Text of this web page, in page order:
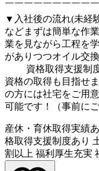
￣￣￣￣￣￣￣￣￣
▼入社後の流れ(未経
などまずは簡単な作
業を見ながら工程を
がありつつオイル交
資格取得支援制度
資格の取得も目指
の方には社宅をご用
可能です！（事前に
産休・育休取得実績
格取得支援制度あり
割以上 福利厚生充実